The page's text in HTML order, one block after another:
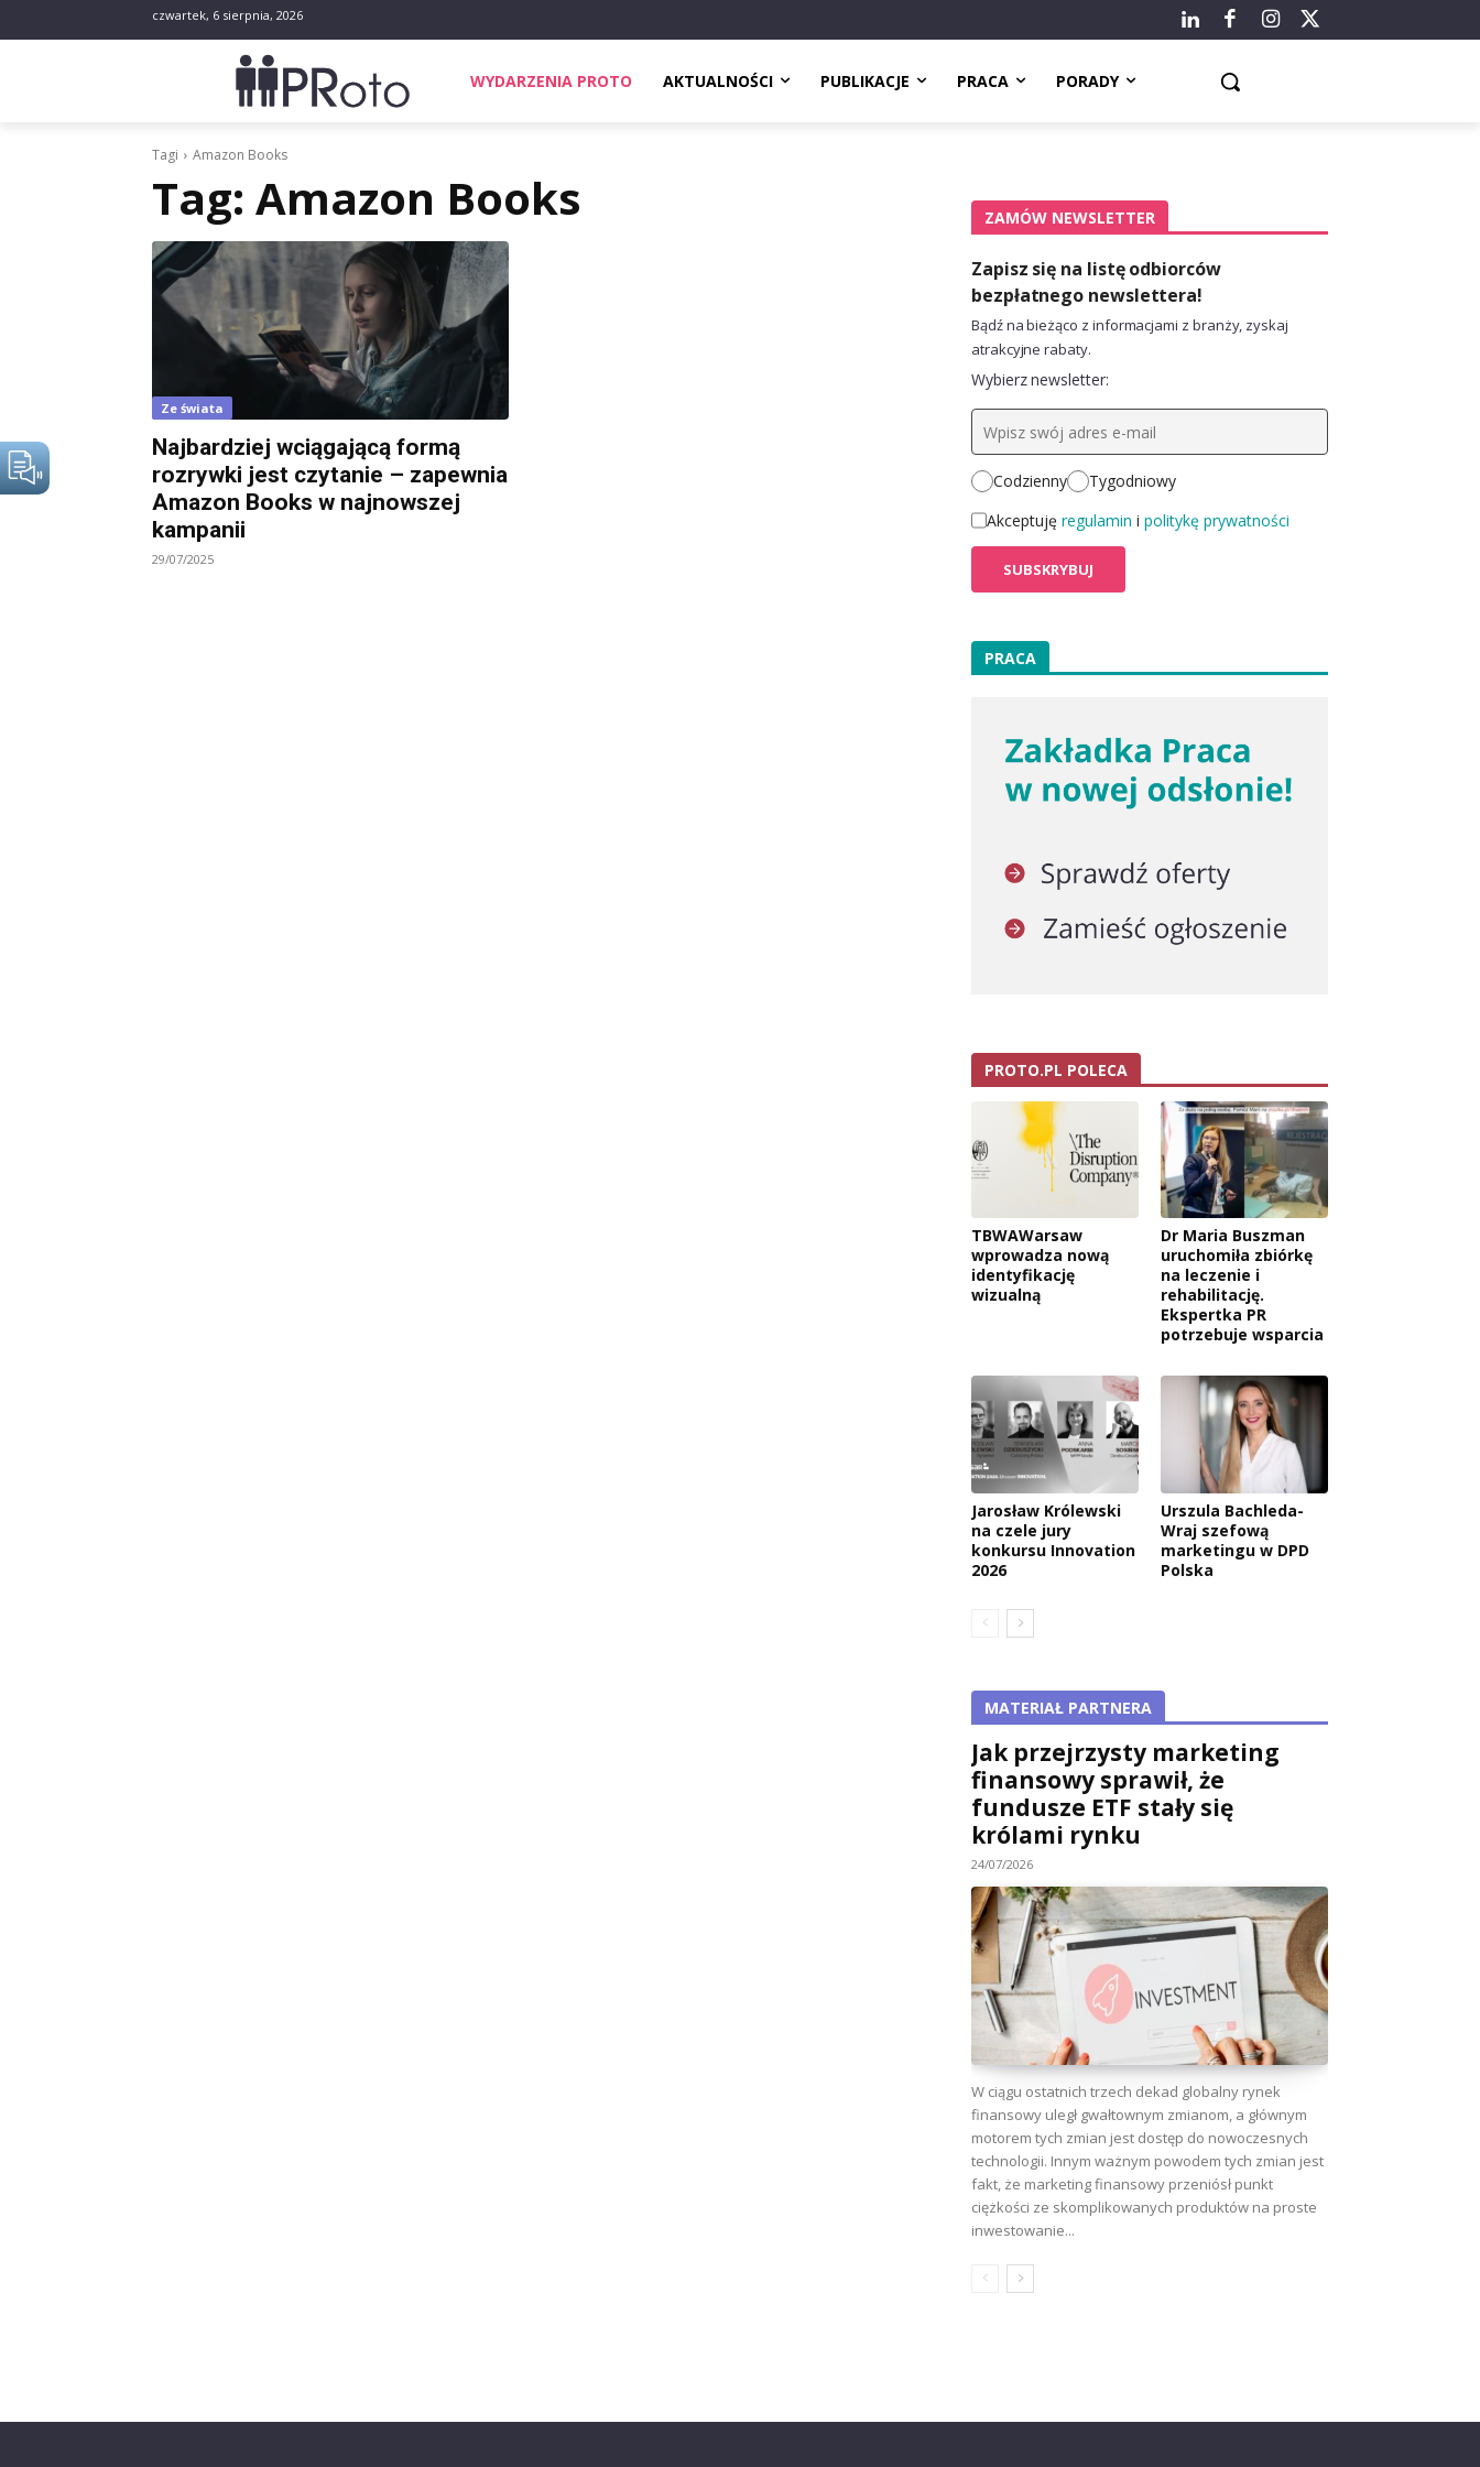
czwartek, 6 sierpnia, 2026
WYDARZENIA PROTO AKTUALNOŚCI PUBLIKACJE PRACA PORADY
Tagi Amazon Books
Tag: Amazon Books
Ze świata
Najbardziej wciągającą formą
rozrywki jest czytanie – zapewnia
Amazon Books w najnowszej
kampanii
29/07/2025
ZAMÓW NEWSLETTER
Zapisz się na listę odbiorców
bezpłatnego newslettera!
Bądź na bieżąco z informacjami z branży, zyskaj
atrakcyjne rabaty.
Wybierz newsletter:
Codzienny
Tygodniowy
Akceptuję regulamin i politykę prywatności
PRACA
PROTO.PL POLECA
TBWAWarsaw
wprowadza nową
identyfikację
wizualną
Dr Maria Buszman
uruchomiła zbiórkę
na leczenie i
rehabilitację.
Ekspertka PR
potrzebuje wsparcia
Jarosław Królewski
na czele jury
konkursu Innovation
2026
Urszula Bachleda-
Wraj szefową
marketingu w DPD
Polska
MATERIAŁ PARTNERA
Jak przejrzysty marketing
finansowy sprawił, że
fundusze ETF stały się
królami rynku
24/07/2026
W ciągu ostatnich trzech dekad globalny rynek
finansowy uległ gwałtownym zmianom, a głównym
motorem tych zmian jest dostęp do nowoczesnych
technologii. Innym ważnym powodem tych zmian jest
fakt, że marketing finansowy przeniósł punkt
ciężkości ze skomplikowanych produktów na proste
inwestowanie...